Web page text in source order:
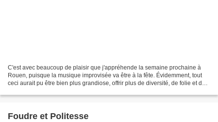
C'est avec beaucoup de plaisir que j'appréhende la semaine prochaine à
Rouen, puisque la musique improvisée va être à la fête. Évidemment, tout
ceci aurait pu être bien plus grandiose, offrir plus de diversité, de folie et de
Foudre et Politesse